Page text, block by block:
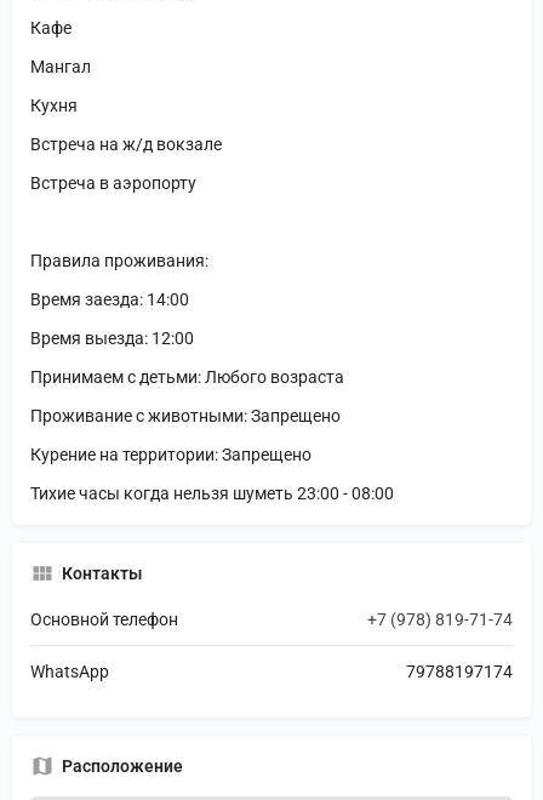
Кафе
Мангал
Кухня
Встреча на ж/д вокзале
Встреча в аэропорту
Правила проживания:
Время заезда: 14:00
Время выезда: 12:00
Принимаем с детьми: Любого возраста
Проживание с животными: Запрещено
Курение на территории: Запрещено
Тихие часы когда нельзя шуметь 23:00 - 08:00
Контакты
Основной телефон +7 (978) 819-71-74
WhatsApp 79788197174
Расположение